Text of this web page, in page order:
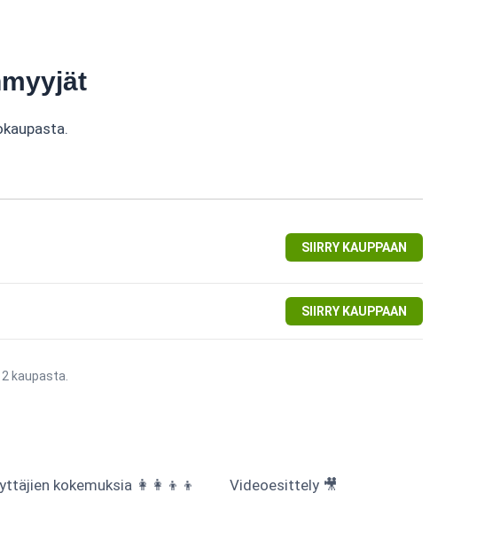
SIIRRY KAUPPAAN
SIIRRY KAUPPAAN
kaupasta.
kokemuksia 👩‍👩‍👦‍👦 Videoesittely 🎥